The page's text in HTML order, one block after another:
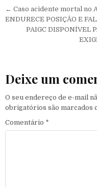
Navegação
← Caso acidente mortal no
ENDURECE POSIÇÃO E
PAIGC DISPONÍVEL
Deixe um
O seu endereço de e-mail
obrigatórios são marcados
Comentário *